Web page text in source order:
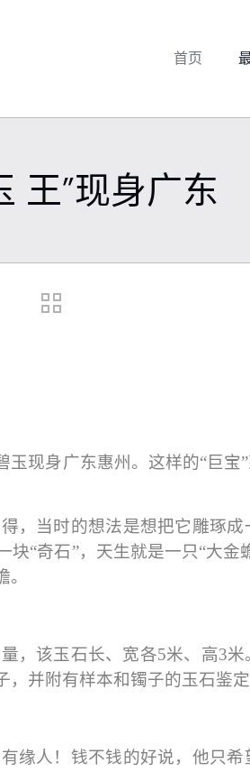
首页
王”现身广东
现身广东惠州。这样的“巨
，当时的想法是想把它雕琢
“奇石”，天生就是一只“大
，该玉石长、宽各5米、高3
并附有样本和镯子的玉石鉴
缘人！钱不钱的好说，他只